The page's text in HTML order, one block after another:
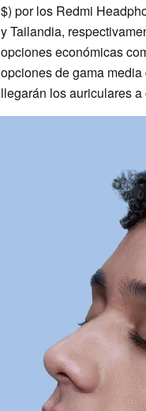
$) por los Redmi
y Tailandia,
opciones económicas
opciones de gama
llegarán los auriculares a